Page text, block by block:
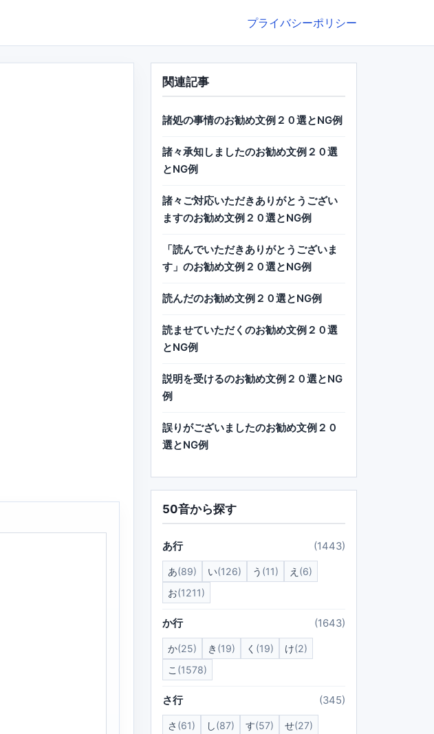
プライバシーポリシー
関連記事
諸処の事情のお勧め文例２０選とNG例
諸々承知しましたのお勧め文例２０選
とNG例
諸々ご対応いただきありがとうござい
ますのお勧め文例２０選とNG例
「読んでいただきありがとうございま
す」のお勧め文例２０選とNG例
読んだのお勧め文例２０選とNG例
読ませていただくのお勧め文例２０選
とNG例
説明を受けるのお勧め文例２０選とNG
例
誤りがございましたのお勧め文例２０
選とNG例
50音から探す
あ行 (1443)
あ(89) い(126) う (11) え (6)
お(1211)
か行 (1643)
か(25) き (19) く (19) け(2)
こ (1578)
さ行 (345)
さ (61) し(87) す(57) せ(27)